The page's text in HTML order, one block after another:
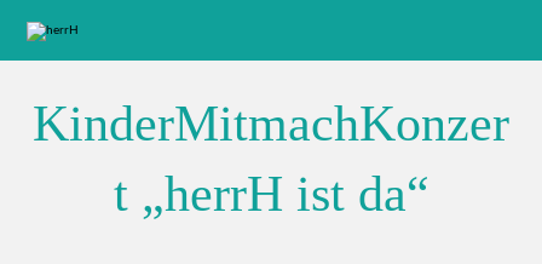
KinderMitmachKonzer
t „herrH ist da“